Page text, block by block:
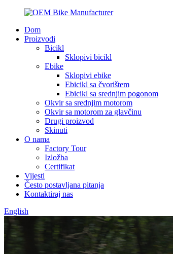
Dom
Proizvodi
Bicikl
Sklopivi bicikl
Ebike
Sklopivi ebike
Ebicikl sa čvorištem
Ebicikl sa srednjim pogonom
Okvir sa srednjim motorom
Okvir sa motorom za glavčinu
Drugi proizvod
Skinuti
O nama
Factory Tour
Izložba
Certifikat
Vijesti
Često postavljana pitanja
Kontaktiraj nas
English